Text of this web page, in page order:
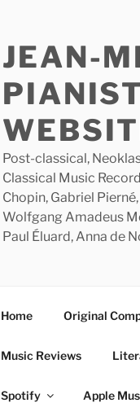
JEAN-
Post-classical,
Classical Music
Chopin, Gabriel
Wolfgang Amadeus
Paul Éluard, Anna de
Home Original
Music Reviews
Spotify Apple